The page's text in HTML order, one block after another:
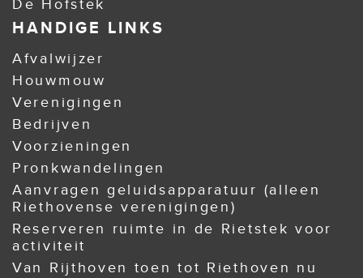
De Hofstek
HANDIGE LINKS
Afvalwijzer
Houwmouw
Verenigingen
Bedrijven
Voorzieningen
Pronkwandelingen
Aanvragen geluidsapparatuur (alleen
Riethovense verenigingen)
Reserveren ruimte in de Rietstek voor
activiteit
Van Rijthoven toen tot Riethoven nu